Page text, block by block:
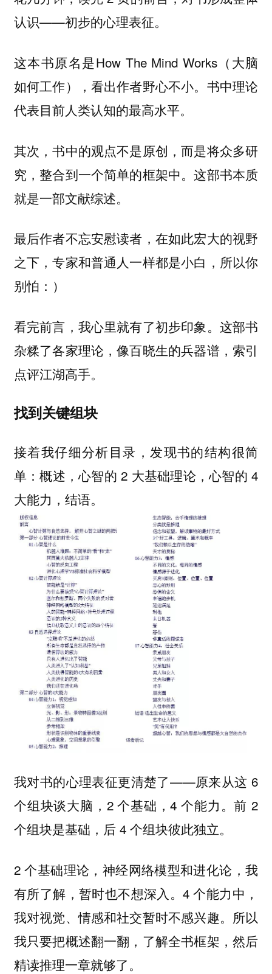
认识——初步的心理表征。
这本书原名是How The Mind Works（大脑
如何工作），看出作者野心不小。书中理论
代表目前人类认知的最高水平。
其次，书中的观点不是原创，而是将众多研
究，整合到一个简单的框架中。这部书本质
就是一部文献综述。
最后作者不忘安慰读者，在如此宏大的视野
之下，专家和普通人一样都是小白，所以你
别怕：）
看完前言，我心里就有了初步印象。这部书
杂糅了各家理论，像百晓生的兵器谱，索引
点评江湖高手。
找到关键组块
接着我仔细分析目录，发现书的结构很简
单：概述，心智的 2 大基础理论，心智的 4
大能力，结语。
我对书的心理表征更清楚了——原来从这 6
个组块谈大脑，2 个基础，4 个能力。前 2
个组块是基础，后 4 个组块彼此独立。
2 个基础理论，神经网络模型和进化论，我
有所了解，暂时也不想深入。4 个能力中，
我对视觉、情感和社交暂时不感兴趣。所以
我只要把概述翻一翻，了解全书框架，然后
精读推理一章就够了。